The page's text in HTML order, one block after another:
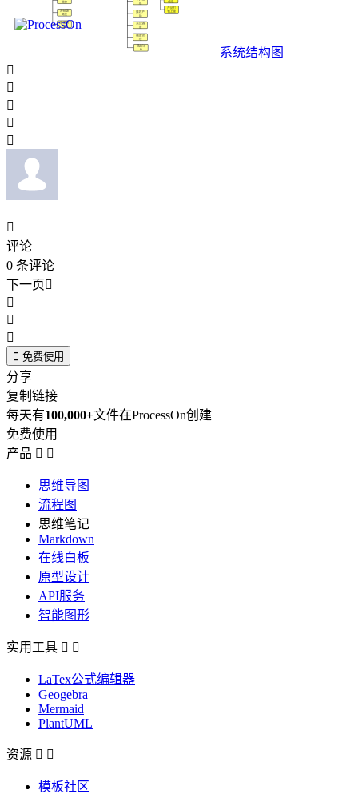
系统结构图






评论
0 条评论
下一页



 免费使用
分享
复制链接
每天有100,000+文件在ProcessOn创建
免费使用
产品  
思维导图
流程图
思维笔记
Markdown
在线白板
原型设计
API服务
智能图形
实用工具  
LaTex公式编辑器
Geogebra
Mermaid
PlantUML
资源  
模板社区